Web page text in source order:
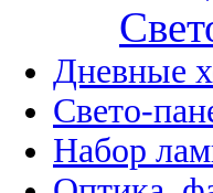
Дневные
Свето-
Набор